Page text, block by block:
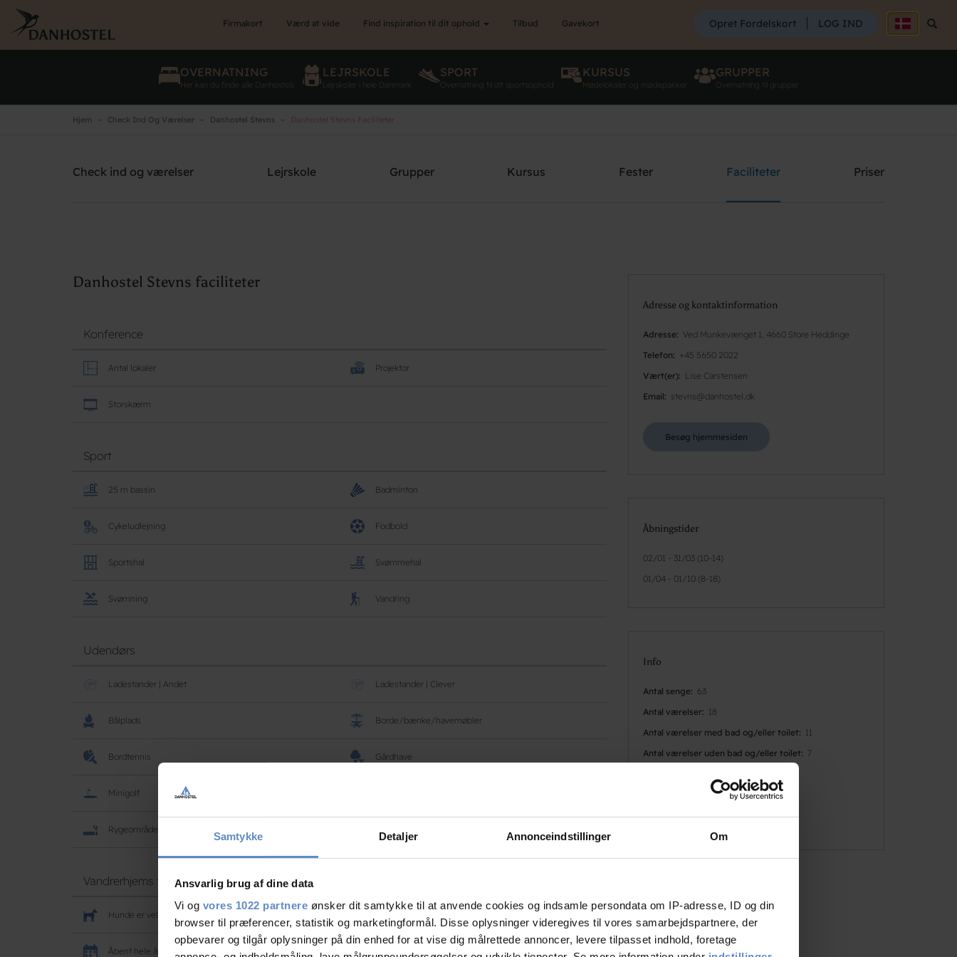
Samtykke Detaljer Annonceindstillinger Om
Ansvarlig brug af dine data
Vi og vores 1022 partnere ønsker dit samtykke til at anvende cookies og indsamle persondata om IP-adresse, ID og din
browser til præferencer, statistik og marketingformål. Disse oplysninger videregives til vores samarbejdspartnere, der
opbevarer og tilgår oplysninger på din enhed for at vise dig målrettede annoncer, levere tilpasset indhold, foretage
main
content
SØG
Søg
Opret Fordelskort LOG IND
Firmakort Værd at vide Find inspiration til dit ophold Tilbud Gavekort
OVERNATNING
Her kan du finde alle Danhostels
LEJRSKOLE
Lejrskoler i hele Danmark
SPORT
Overnatning til dit sportsophold
KURSUS
Mødelokaler og mødepakker
GRUPPER
Overnatning til grupper
Danhostel Stevns
Hjem Check Ind Og Værelser Danhostel Stevns
Check ind og værelser Lejrskole Grupper Kursus Fester Faciliteter Priser
Danhostel Stevns faciliteter
Konference
Antal lokaler Projektor
Storskærm
Sport
25 m bassin Badminton
Cykeludlejning Fodbold
Sportshal Svømmehal
Svømning Vandring
Udendørs
Ladestander | Andet Ladestander | Clever
Bålplads Borde/bænke/havemøbler
Bordtennis Gårdhave
Minigolf
Rygeområde
Vandrerhjems faciliteter
Hunde er velkomne Gratis wifi
Åbent hele året Bagage opbevaring
Adresse og kontaktinformation
Adresse
Ved Munkevænget 1, 4660 Store Heddinge
Telefon
+45 5650 2022
Vært(er)
Lise Carstensen
Email
stevns@danhostel.dk
Besøg hjemmesiden
Åbningstider
02/01 - 31/03 (10-14)
01/04 - 01/10 (8-18)
Info
Antal senge
63
Antal værelser
18
Antal værelser med bad og/eller toilet
11
Antal værelser uden bad og/eller toilet
7